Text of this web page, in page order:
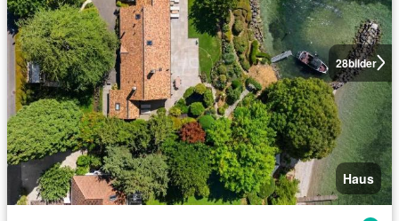
28bilder
Haus